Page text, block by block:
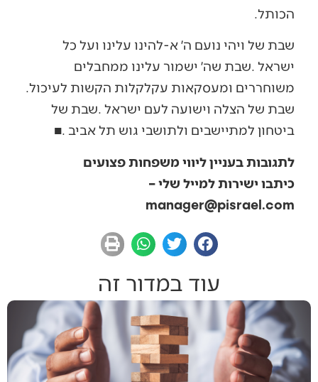
‬הכותל‭.‬
שבת‭ ‬של‭ ‬ויהי‭ ‬נועם‭ ‬ה׳‭ ‬א‭-‬להינו‭ ‬עלינו‭ ‬ועל‭ ‬כל‭
‬משוחררים‭ ‬ומעסקאות‭ ‬עקלקלות‭ ‬הקשות‭ ‬לעיכול‭.
‬שבת‭ ‬של‭ ‬הצלה‭ ‬וישועה‭ ‬לעם‭ ‬ישראל‭. ‬שבת‭ ‬של‭
‬ביטחון‭ ‬למתיישבים‭ ‬ולתושבי‭ ‬גוש‭ ‬תל‭ ‬אביב‭. ‬
■
לתגובות בעניין ליווי משפחות פצועים
כיתבו ישירות למייל שלי –
manager@pisrael.com
עוד במדור זה